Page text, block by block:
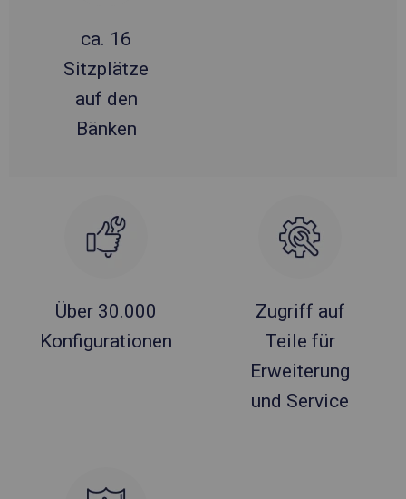
ca. 16
Sitzplätze
auf den
Bänken
Über 30.000
Konfigurationen
Zugriff auf
Teile für
Erweiterung
und Service